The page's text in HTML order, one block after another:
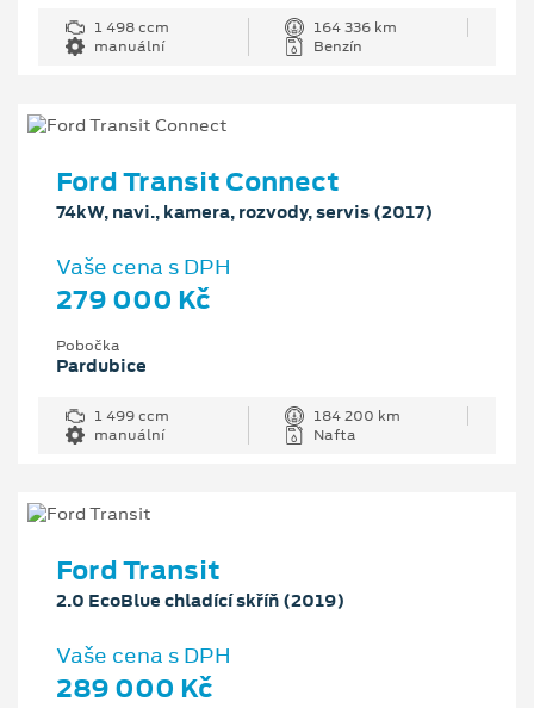
1 498 ccm
164 336 km
manuální
Benzín
Ford Transit Connect
74kW, navi., kamera, rozvody, servis (2017)
Vaše cena s DPH
279 000 Kč
Pobočka
Pardubice
1 499 ccm
184 200 km
manuální
Nafta
Ford Transit
2.0 EcoBlue chladící skříň (2019)
Vaše cena s DPH
289 000 Kč